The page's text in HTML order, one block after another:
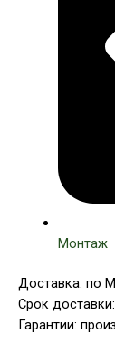
Монтаж
Доставка: по
Срок
Гарантии: